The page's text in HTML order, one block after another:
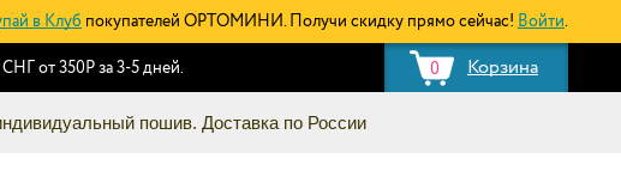
в Клуб покупателей ОРТОМИНИ. Получи скидку прямо сейчас! Войти.
0 Корзина
от 350Р за 3-5 дней.
пошив. Доставка по России